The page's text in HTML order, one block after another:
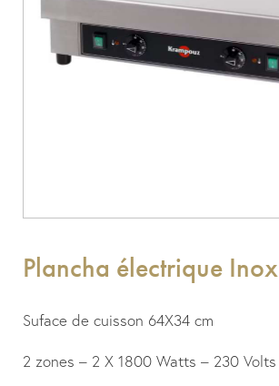
Plancha électrique Inox
Suface de cuisson 64X34 cm
2 zones – 2 X 1800 Watts – 230 Volts